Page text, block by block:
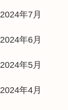
2024年7月
2024年6月
2024年5月
2024年4月